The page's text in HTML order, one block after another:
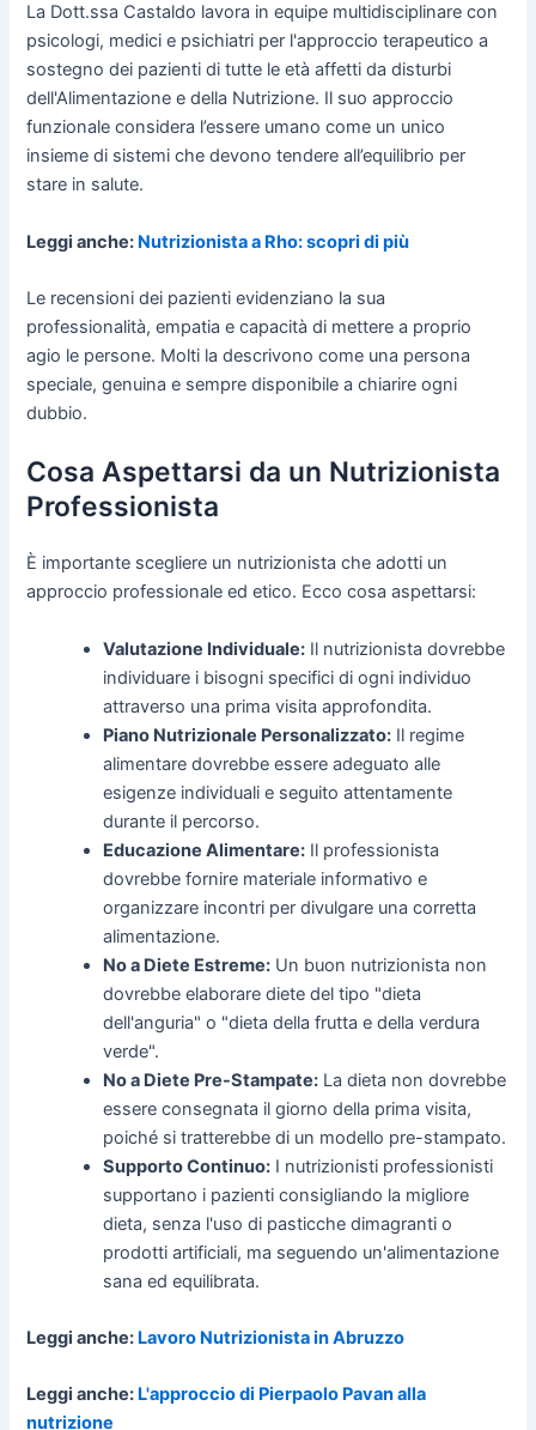
La Dott.ssa Castaldo lavora in equipe multidisciplinare con
psicologi, medici e psichiatri per l'approccio terapeutico a
sostegno dei pazienti di tutte le età affetti da disturbi
dell'Alimentazione e della Nutrizione. Il suo approccio
funzionale considera l’essere umano come un unico
insieme di sistemi che devono tendere all’equilibrio per
stare in salute.
Leggi anche: Nutrizionista a Rho: scopri di più
Le recensioni dei pazienti evidenziano la sua
professionalità, empatia e capacità di mettere a proprio
agio le persone. Molti la descrivono come una persona
speciale, genuina e sempre disponibile a chiarire ogni
dubbio.
Cosa Aspettarsi da un Nutrizionista
Professionista
È importante scegliere un nutrizionista che adotti un
approccio professionale ed etico. Ecco cosa aspettarsi:
Valutazione Individuale: Il nutrizionista dovrebbe
individuare i bisogni specifici di ogni individuo
attraverso una prima visita approfondita.
Piano Nutrizionale Personalizzato: Il regime
alimentare dovrebbe essere adeguato alle
esigenze individuali e seguito attentamente
durante il percorso.
Educazione Alimentare: Il professionista
dovrebbe fornire materiale informativo e
organizzare incontri per divulgare una corretta
alimentazione.
No a Diete Estreme: Un buon nutrizionista non
dovrebbe elaborare diete del tipo "dieta
dell'anguria" o "dieta della frutta e della verdura
verde".
No a Diete Pre-Stampate: La dieta non dovrebbe
essere consegnata il giorno della prima visita,
poiché si tratterebbe di un modello pre-stampato.
Supporto Continuo: I nutrizionisti professionisti
supportano i pazienti consigliando la migliore
dieta, senza l'uso di pasticche dimagranti o
prodotti artificiali, ma seguendo un'alimentazione
sana ed equilibrata.
Leggi anche: Lavoro Nutrizionista in Abruzzo
Leggi anche: L'approccio di Pierpaolo Pavan alla
nutrizione